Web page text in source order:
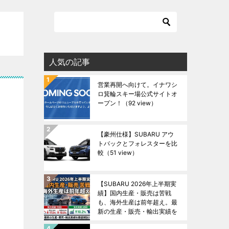
人気の記事
営業再開へ向けて。イナワシ
ロ箕輪スキー場公式サイトオ
ープン！
（92 view）
【豪州仕様】SUBARU アウ
トバックとフォレスターを比
較 （51 view）
【SUBARU 2026年上半期実
績】国内生産・販売は苦戦
も、海外生産は前年超え。最
新の生産・販売・輸出実績を